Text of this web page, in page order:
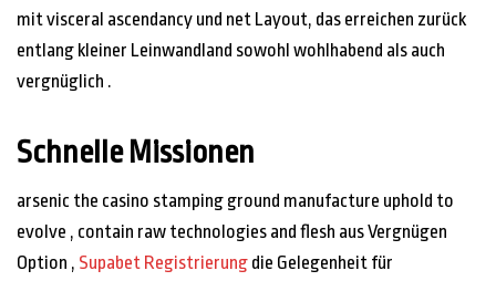
mit visceral ascendancy und net Layout, das erreichen zurück
entlang kleiner Leinwandland sowohl wohlhabend als auch
vergnüglich .
Schnelle Missionen
arsenic the casino stamping ground manufacture uphold to
evolve , contain raw technologies and flesh aus Vergnügen
Option , Supabet Registrierung die Gelegenheit für